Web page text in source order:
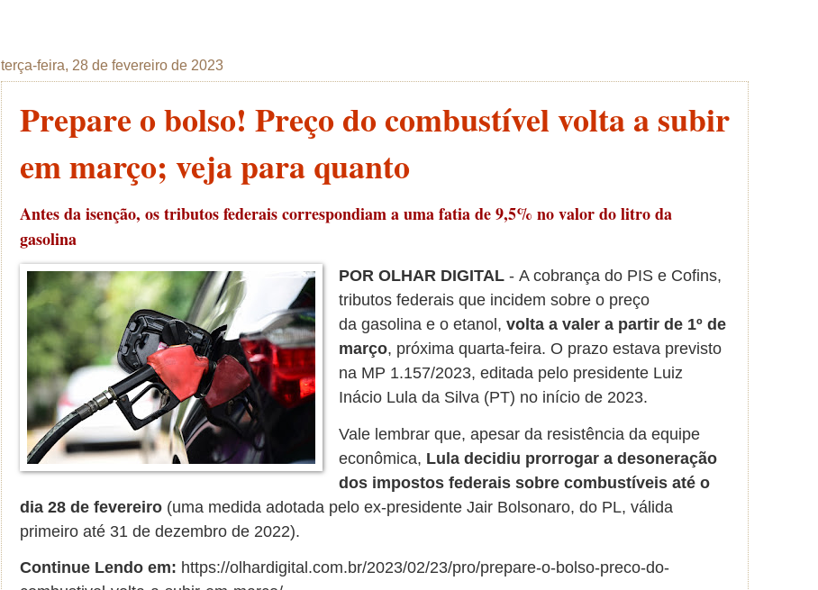
terça-feira, 28 de fevereiro de 2023
Prepare o bolso! Preço do combustível volta a subir
em março; veja para quanto
Antes da isenção, os tributos federais correspondiam a uma fatia de 9,5% no valor do litro da
gasolina
POR OLHAR DIGITAL - A cobrança do PIS e Cofins,
tributos federais que incidem sobre o preço
da gasolina e o etanol, volta a valer a partir de 1º de
março, próxima quarta-feira. O prazo estava previsto
na MP 1.157/2023, editada pelo presidente Luiz
Inácio Lula da Silva (PT) no início de 2023.
Vale lembrar que, apesar da resistência da equipe
econômica, Lula decidiu prorrogar a desoneração
dos impostos federais sobre combustíveis até o
dia 28 de fevereiro (uma medida adotada pelo ex-presidente Jair Bolsonaro, do PL, válida
primeiro até 31 de dezembro de 2022).
Continue Lendo em: https://olhardigital.com.br/2023/02/23/pro/prepare-o-bolso-preco-do-